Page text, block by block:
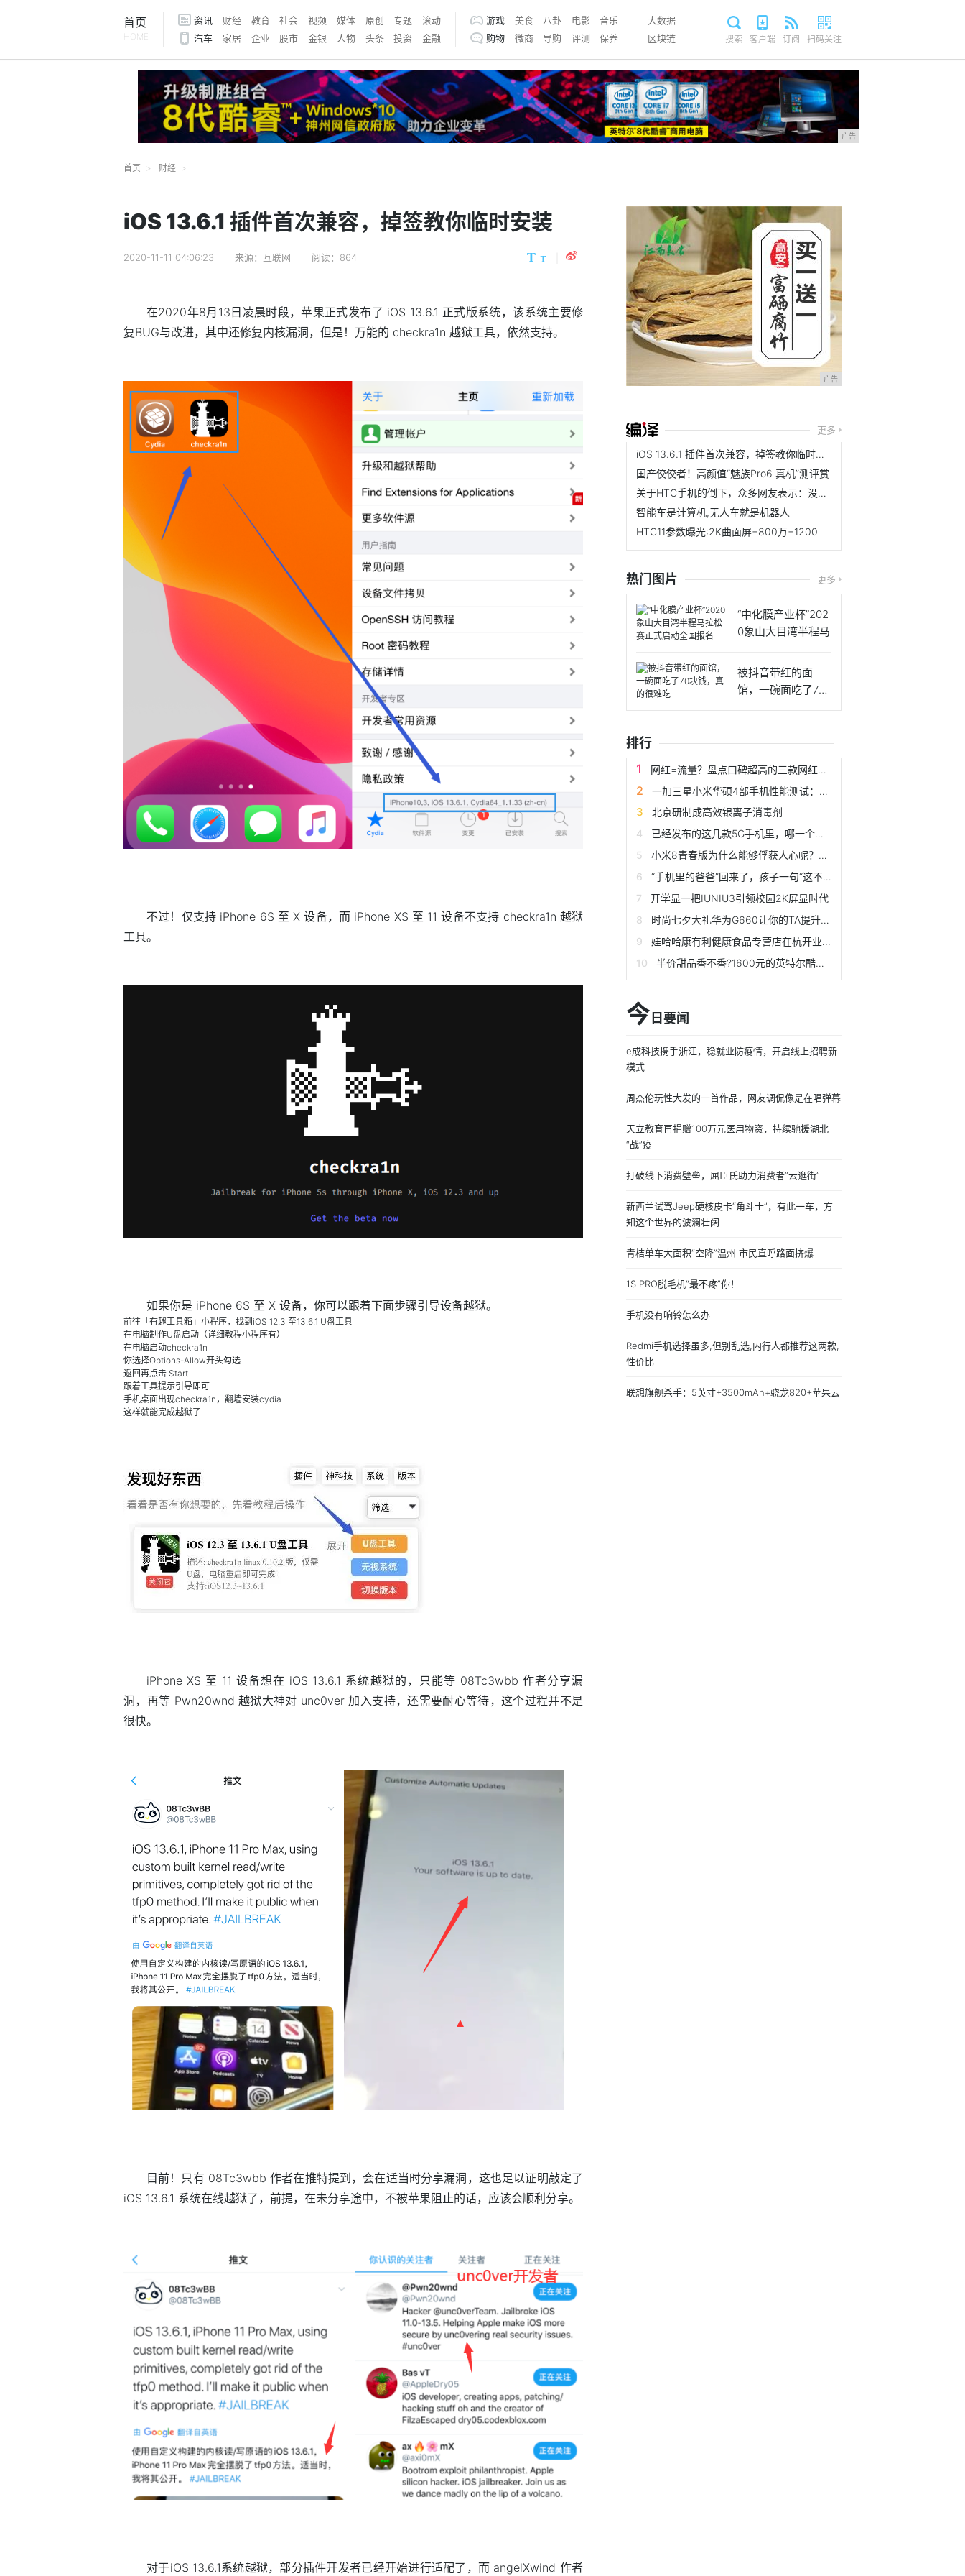
首页
HOME
资讯 财经 教育 社会 视频 媒体 原创 专题
滚动
汽车
家居 企业 股市 金银 人物 头条 投资 金融
游戏 美食 八卦 电影
音乐
购物
微商 导购 评测 保养
大数据
区块链
搜索 客户端 订阅 扫码关注
广告
首页 财经
iOS 13.6.1 插件首次兼容，掉签教你临时安装
2020-11-11 04:06:23 来源：互联网 阅读：864
在2020年8月13日凌晨时段，苹果正式发布了 iOS 13.6.1 正式版系统，该系统主要修
复BUG与改进，其中还修复内核漏洞，但是！万能的 checkra1n 越狱工具，依然支持。
不过！仅支持 iPhone 6S 至 X 设备，而 iPhone XS 至 11 设备不支持 checkra1n 越狱
工具。
如果你是 iPhone 6S 至 X 设备，你可以跟着下面步骤引导设备越狱。
前往「有趣工具箱」小程序，找到iOS 12.3 至13.6.1 U盘工具
在电脑制作U盘启动（详细教程小程序有）
在电脑启动checkra1n
你选择Options-Allow开头勾选
返回再点击 Start
跟着工具提示引导即可
手机桌面出现checkra1n，翻墙安装cydia
这样就能完成越狱了
iPhone XS 至 11 设备想在 iOS 13.6.1 系统越狱的，只能等 08Tc3wbb 作者分享漏
洞，再等 Pwn20wnd 越狱大神对 unc0ver 加入支持，还需要耐心等待，这个过程并不是
很快。
目前！只有 08Tc3wbb 作者在推特提到，会在适当时分享漏洞，这也足以证明敲定了
iOS 13.6.1 系统在线越狱了，前提，在未分享途中，不被苹果阻止的话，应该会顺利分享。
对于iOS 13.6.1系统越狱，部分插件开发者已经开始进行适配了，而 angelXwind 作者
广告
更多
iOS 13.6.1 插件首次兼容，掉签教你临时安装
国产佼佼者！高颜值“魅族Pro6 真机”测评赏
关于HTC手机的倒下，众多网友表示：没有一个厂商是无辜的
智能车是计算机,无人车就是机器人
HTC11参数曝光:2K曲面屏+800万+1200
热门图片 更多
“中化膜产业杯”202
0象山大目湾半程马
被抖音带红的面
馆，一碗面吃了70
块钱，真
排行
网红=流量？盘点口碑超高的三款网红饮料，哪一款是你最爱？
一加三星小米华硕4部手机性能测试：一加手机6T仍是机皇
北京研制成高效银离子消毒剂
已经发布的这几款5G手机里，哪一个是你喜欢的？
小米8青春版为什么能够俘获人心呢？看完下面强大功能你就知道了
“手机里的爸爸”回来了，孩子一句“这不是爸爸”催人泪下
开学显一把IUNIU3引领校园2K屏显时代
时尚七夕大礼华为G660让你的TA提升格调变潮人
娃哈哈康有利健康食品专营店在杭开业，探索“电商+零售”新模式
半价甜品香不香?1600元的英特尔酷睿I9实测,能赢4000
今 日要闻
e成科技携手浙江，稳就业防疫情，开启线上招聘新
模式
周杰伦玩性大发的一首作品，网友调侃像是在唱弹幕
天立教育再捐赠100万元医用物资，持续驰援湖北
“战”疫
打破线下消费壁垒，屈臣氏助力消费者“云逛街”
新西兰试驾Jeep硬核皮卡“角斗士”，有此一车，方
知这个世界的波澜壮阔
青桔单车大面积“空降”温州 市民直呼路面挤爆
1S PRO脱毛机“最不疼”你！
手机没有响铃怎么办
Redmi手机选择虽多,但别乱选,内行人都推荐这两款,
性价比
联想旗舰杀手：5英寸+3500mAh+骁龙820+苹果云